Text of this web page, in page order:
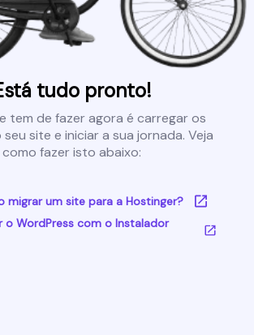
tudo pronto!
tem de fazer agora é carregar os
site e iniciar a sua jornada. Veja
como fazer isto abaixo:
migrar um site para a Hostinger?
o WordPress com o Instalador